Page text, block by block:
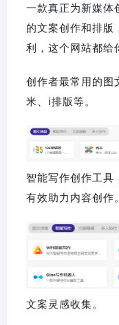
一款真正为新媒体
的文案创作和排版
利，这个网站都给
创作者最常用的图
米、i排版等。
智能写作创作工具
有效助力内容创作。
文案灵感收集。